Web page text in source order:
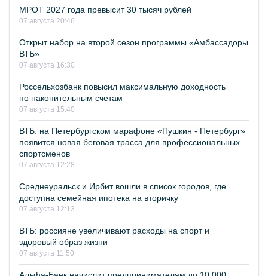
МРОТ 2027 года превысит 30 тысяч рублей
07 августа 20:46
Открыт набор на второй сезон программы «Амбассадоры
ВТБ»
07 августа 16:30
Россельхозбанк повысил максимальную доходность
по накопительным счетам
07 августа 15:40
ВТБ: на Петербургском марафоне «Пушкин - Петербург»
появится новая беговая трасса для профессиональных
спортсменов
07 августа 12:28
Среднеуральск и Ирбит вошли в список городов, где
доступна семейная ипотека на вторичку
07 августа 12:13
ВТБ: россияне увеличивают расходы на спорт и
здоровый образ жизни
07 августа 11:50